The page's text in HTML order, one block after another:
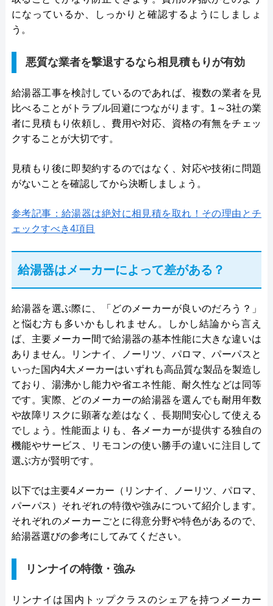
になっているか、しっかりと確認するようにしましょ
う。
悪質な業者を撃退するなら相見積もりが有効
給湯器工事を検討しているのであれば、複数の業者を見
比べることがトラブル回避につながります。1～3社の業
者に見積もり依頼し、費用や対応、資格の有無をチェッ
クすることが大切です。
見積もり後に即契約するのではなく、対応や技術に問題
がないことを確認してから決断しましょう。
参考記事：給湯器は絶対に相見積を取れ！その理由とチ
ェックすべき4項目
給湯器はメーカーによって差がある？
給湯器を選ぶ際に、「どのメーカーが良いのだろう？」
と悩む方も多いかもしれません。しかし結論から言え
ば、主要メーカー間で給湯器の基本性能に大きな違いは
ありません。リンナイ、ノーリツ、パロマ、パーパスと
いった国内4大メーカーはいずれも高品質な製品を製造し
ており、湯沸かし能力や省エネ性能、耐久性などは同等
です。実際、どのメーカーの給湯器を選んでも耐用年数
や故障リスクに顕著な差はなく、長期間安心して使える
でしょう。性能面よりも、各メーカーが提供する独自の
機能やサービス、リモコンの使い勝手の違いに注目して
選ぶ方が賢明です。
以下では主要4メーカー（リンナイ、ノーリツ、パロマ、
パーパス）それぞれの特徴や強みについて紹介します。
それぞれのメーカーごとに得意分野や特色があるので、
給湯器選びの参考にしてみてください。
リンナイの特徴・強み
リンナイは国内トップクラスのシェアを持つメーカー